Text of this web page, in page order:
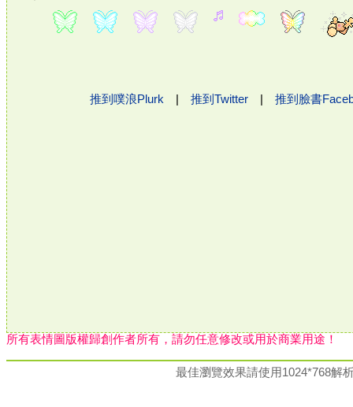
推到噗浪Plurk 推到Twitter 推到臉書
所有表情圖版權歸創作者所有，請勿任意修改或用於商業用途！
最佳瀏覽效果請使用